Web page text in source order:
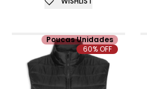
Poucas Unidades
60% OFF